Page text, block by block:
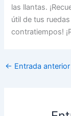
las llantas.
útil de tus
contratiempos!
← Entrada anterior